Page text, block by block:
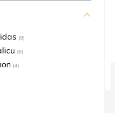
(9)
(6)
(4)